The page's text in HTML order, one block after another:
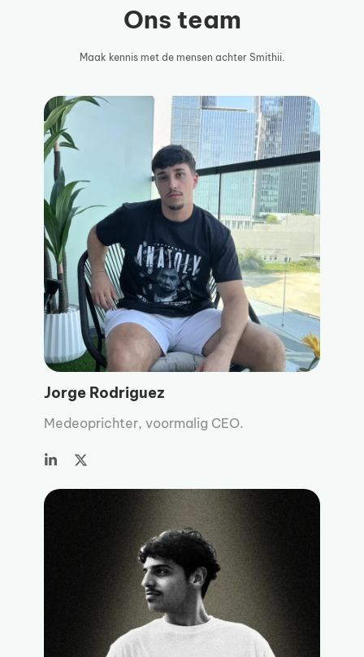
Ons team
Maak kennis met de mensen achter Smithii.
Jorge Rodriguez
Medeoprichter, voormalig CEO.